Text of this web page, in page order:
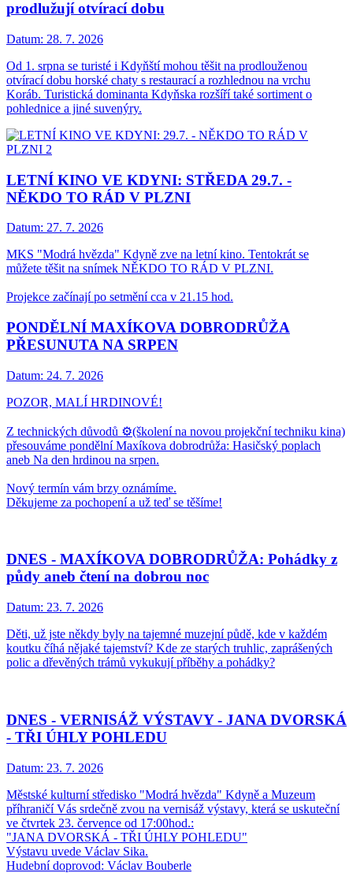
prodlužují otvírací dobu
Datum: 28. 7. 2026
Od 1. srpna se turisté i Kdyňští mohou těšit na prodlouženou
otvírací dobu horské chaty s restaurací a rozhlednou na vrchu
Koráb. Turistická dominanta Kdyňska rozšíří také sortiment o
pohlednice a jiné suvenýry.
LETNÍ KINO VE KDYNI: STŘEDA 29.7. -
NĚKDO TO RÁD V PLZNI
Datum: 27. 7. 2026
MKS "Modrá hvězda" Kdyně zve na letní kino. Tentokrát se
můžete těšit na snímek NĚKDO TO RÁD V PLZNI.
Projekce začínají po setmění cca v 21.15 hod.
PONDĚLNÍ MAXÍKOVA DOBRODRŮŽA
PŘESUNUTA NA SRPEN
Datum: 24. 7. 2026
POZOR, MALÍ HRDINOVÉ!
Z technických důvodů ⚙️(školení na novou projekční techniku kina)
přesouváme pondělní Maxíkova dobrodrůža: Hasičský poplach
aneb Na den hrdinou na srpen.
Nový termín vám brzy oznámíme.
Děkujeme za pochopení a už teď se těšíme!
DNES - MAXÍKOVA DOBRODRŮŽA: Pohádky z
půdy aneb čtení na dobrou noc
Datum: 23. 7. 2026
Děti, už jste někdy byly na tajemné muzejní půdě, kde v každém
koutku číhá nějaké tajemství? Kde ze starých truhlic, zaprášených
polic a dřevěných trámů vykukují příběhy a pohádky?
DNES - VERNISÁŽ VÝSTAVY - JANA DVORSKÁ
- TŘI ÚHLY POHLEDU
Datum: 23. 7. 2026
Městské kulturní středisko "Modrá hvězda" Kdyně a Muzeum
příhraničí Vás srdečně zvou na vernisáž výstavy, která se uskuteční
ve čtvrtek 23. července od 17:00hod.:
"JANA DVORSKÁ - TŘI ÚHLY POHLEDU"
Výstavu uvede Václav Sika.
Hudební doprovod: Václav Bouberle